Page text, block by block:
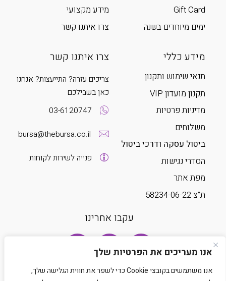
אנו מעריכים את הפרטיות שלך
אנו משתמשים בקובצי Cookie כדי לשפר את חווית הגלישה שלך,
Gift Card
ימים מיוחדים בשנה
מידע מקצועי
צרו איתנו קשר
מידע כללי
תנאי שימוש ותקנון
תקנון מועדון VIP
מדיניות פרטיות
משלוחים
ביטול עסקה ודרכי ביטול
הסדרי נגישות
מפת אתר
ת”צ 58234-06-22
צרו איתנו קשר
צריכים עזרה? התייעצות? אנחנו
כאן בשבילכם
03-6120747
bursa@thebursa.co.il
פנייה לשירות לקוחות
עקבו אחרינו